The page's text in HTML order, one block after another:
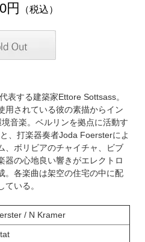
円 （税込）
表する建築家Ettore Sottsass。
用されている彼の素描からイン
音楽。ベルリンを拠点に活動す
、打楽器奏者Joda Foersterによ
、ボリビアのチャイチャ、ビブ
器の心地良い響きがエレクトロ
。各楽曲は架空の住宅の中に配
いる。
/ N Kramer